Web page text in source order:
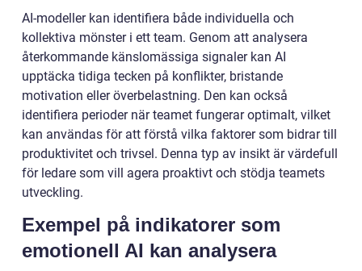
AI-modeller kan identifiera både individuella och
kollektiva mönster i ett team. Genom att analysera
återkommande känslomässiga signaler kan AI
upptäcka tidiga tecken på konflikter, bristande
motivation eller överbelastning. Den kan också
identifiera perioder när teamet fungerar optimalt, vilket
kan användas för att förstå vilka faktorer som bidrar till
produktivitet och trivsel. Denna typ av insikt är värdefull
för ledare som vill agera proaktivt och stödja teamets
utveckling.
Exempel på indikatorer som
emotionell AI kan analysera